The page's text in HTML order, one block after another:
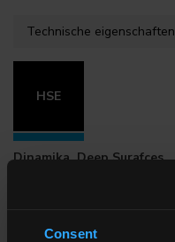
Consent
Technische eigenschaften
HSE
Dinamika, Deep Surafces